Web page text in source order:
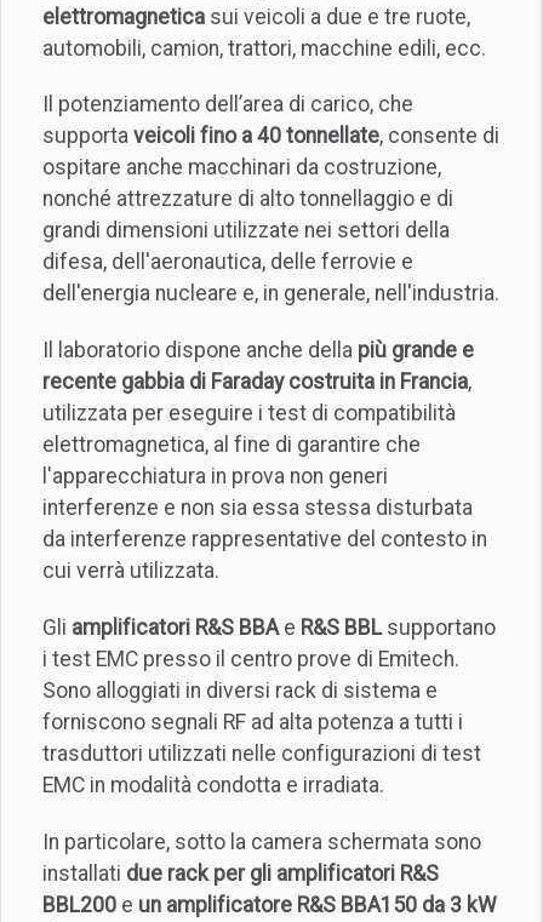
elettromagnetica sui veicoli a due e tre ruote,
automobili, camion, trattori, macchine edili, ecc.
Il potenziamento dell’area di carico, che
supporta veicoli fino a 40 tonnellate, consente di
ospitare anche macchinari da costruzione,
nonché attrezzature di alto tonnellaggio e di
grandi dimensioni utilizzate nei settori della
difesa, dell'aeronautica, delle ferrovie e
dell'energia nucleare e, in generale, nell'industria.
Il laboratorio dispone anche della più grande e
recente gabbia di Faraday costruita in Francia,
utilizzata per eseguire i test di compatibilità
elettromagnetica, al fine di garantire che
l'apparecchiatura in prova non generi
interferenze e non sia essa stessa disturbata
da interferenze rappresentative del contesto in
cui verrà utilizzata.
Gli amplificatori R&S BBAe R&S BBLsupportano
i test EMC presso il centro prove di Emitech.
Sono alloggiati in diversi rack di sistema e
forniscono segnali RF ad alta potenza a tutti i
trasduttori utilizzati nelle configurazioni di test
EMC in modalità condotta e irradiata.
In particolare, sotto la camera schermata sono
installati due rack per gli amplificatori R&S
BBL200 e un amplificatore R&S BBA150 da 3 kW